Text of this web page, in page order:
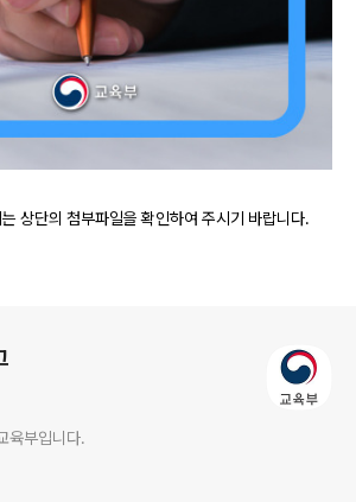
상단의 첨부파일을 확인하여 주시기 바랍니다.
육부입니다.